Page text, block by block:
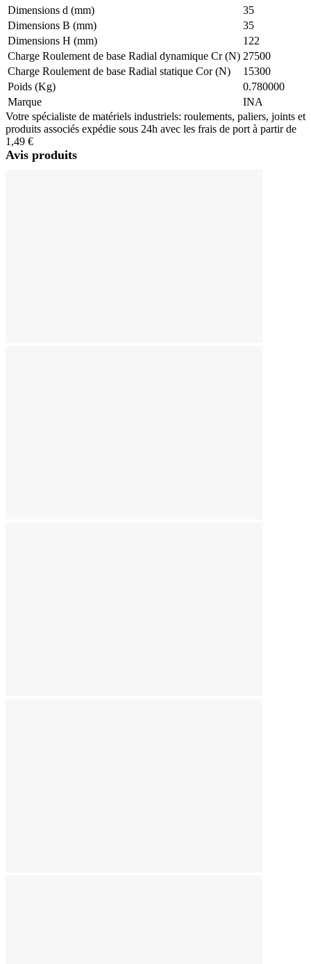
Dimensions d (mm)
35
Dimensions B (mm)
35
Dimensions H (mm)
122
Charge Roulement de base Radial dynamique Cr (N) 27500
Charge Roulement de base Radial statique Cor (N)
15300
Poids (Kg)
0.780000
Marque
INA
Votre spécialiste de matériels industriels: roulements, paliers, joints et
produits associés expédie sous 24h avec les frais de port à partir de
1,49 €
Avis produits